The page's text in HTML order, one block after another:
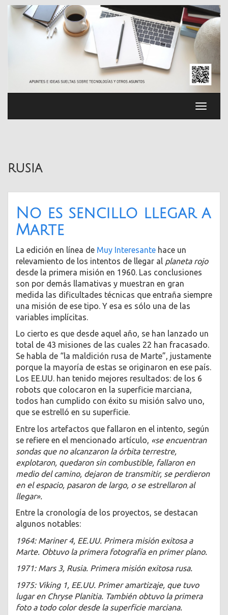
Saltar
contenido
rusia
No es sencillo llegar a
Marte
La edición en línea de Muy Interesante hace un
relevamiento de los intentos de llegar al planeta rojo
desde la primera misión en 1960. Las conclusiones
son por demás llamativas y muestran en gran
medida las dificultades técnicas que entraña siempre
una misión de ese tipo. Y esa es sólo una de las
variables implícitas.
Lo cierto es que desde aquel año, se han lanzado un
total de 43 misiones de las cuales 22 han fracasado.
Se habla de “la maldición rusa de Marte”, justamente
porque la mayoría de estas se originaron en ese país.
Los EE.UU. han tenido mejores resultados: de los 6
robots que colocaron en la superficie marciana,
todos han cumplido con éxito su misión salvo uno,
que se estrelló en su superficie.
Entre los artefactos que fallaron en el intento, según
se refiere en el mencionado artículo, «se encuentran
sondas que no alcanzaron la órbita terrestre,
explotaron, quedaron sin combustible, fallaron en
medio del camino, dejaron de transmitir, se perdieron
en el espacio, pasaron de largo, o se estrellaron al
llegar».
Entre la cronología de los proyectos, se destacan
algunos notables:
1964: Mariner 4, EE.UU. Primera misión exitosa a
Marte. Obtuvo la primera fotografía en primer plano.
1971: Mars 3, Rusia. Primera misión exitosa rusa.
1975: Viking 1, EE.UU. Primer amartizaje, que tuvo
lugar en Chryse Planitia. También obtuvo la primera
foto a todo color desde la superficie marciana.